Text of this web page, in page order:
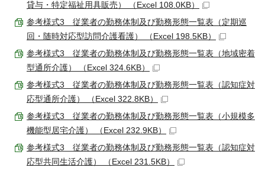
貸与・特定福祉用具販売） （Excel 108.0KB）
参考様式3 従業者の勤務体制及び勤務形態一覧表（定期巡
回・随時対応型訪問介護看護） （Excel 198.5KB）
参考様式3 従業者の勤務体制及び勤務形態一覧表（地域密着
型通所介護） （Excel 324.6KB）
参考様式3 従業者の勤務体制及び勤務形態一覧表（認知症対
応型通所介護） （Excel 322.8KB）
参考様式3 従業者の勤務体制及び勤務形態一覧表（小規模多
機能型居宅介護） （Excel 232.9KB）
参考様式3 従業者の勤務体制及び勤務形態一覧表（認知症対
応型共同生活介護） （Excel 231.5KB）